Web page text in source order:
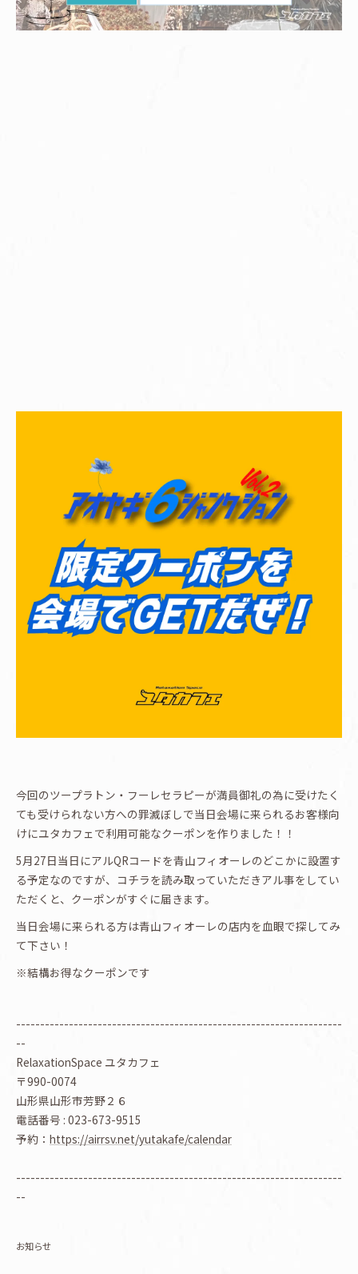
今回のツープラトン・フーレセラピーが満員御礼の為に受けたく
ても受けられない方への罪滅ぼしで当日会場に来られるお客様向
けにユタカフェで利用可能なクーポンを作りました！！
5月27日当日にアルQRコードを青山フィオーレのどこかに設置す
る予定なのですが、コチラを読み取っていただきアル事をしてい
ただくと、クーポンがすぐに届きます。
当日会場に来られる方は青山フィオーレの店内を血眼で探してみ
て下さい！
※結構お得なクーポンです
--------------------------------------------------------------------
--
RelaxationSpace ユタカフェ
〒990-0074
山形県山形市芳野２６
電話番号 : 023-673-9515
予約： https://airrsv.net/yutakafe/calendar
--------------------------------------------------------------------
--
お知らせ